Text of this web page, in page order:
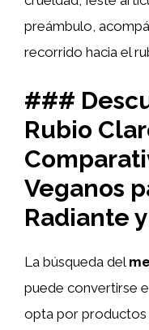
preámbulo,
recorrido hacia el
###
Rubio
Veganos
Radiante
La búsqueda del
puede convertirse
opta por productos